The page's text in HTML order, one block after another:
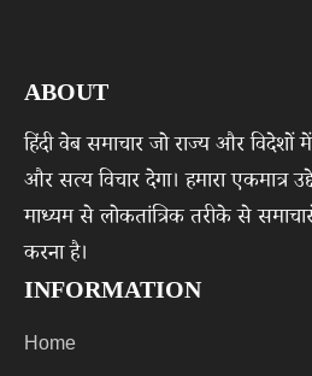
ABOUT
हिंदी वेब समाचार जो राज्य और
और सत्य विचार देगा। हमारा एकमात्र
माध्यम से लोकतांत्रिक तरीके से
करना है।
INFORMATION
Home